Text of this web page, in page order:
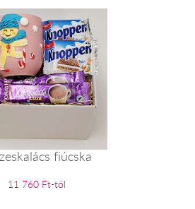
fiúcska
11 760 Ft-tól